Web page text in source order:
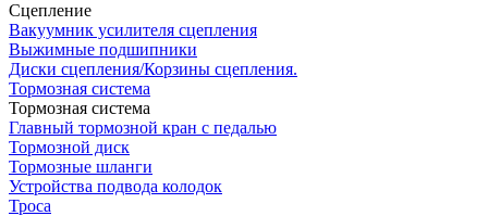
Сцепление
Вакуумник усилителя сцепления
Выжимные подшипники
Диски сцепления/Корзины сцепления.
Тормозная система
Тормозная система
Главный тормозной кран с педалью
Тормозной диск
Тормозные шланги
Устройства подвода колодок
Троса